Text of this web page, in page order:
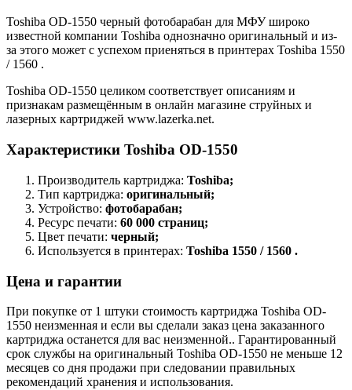
Toshiba OD-1550 черный фотобарабан для МФУ широко
известной компании Toshiba однозначно оригинальный и из-
за этого может с успехом приеняться в принтерах Toshiba 1550
/ 1560 .
Toshiba OD-1550 целиком соответствует описаниям и
признакам размещённым в онлайн магазине струйных и
лазерных картриджей www.lazerka.net.
Характеристики Toshiba OD-1550
Производитель картриджа: Toshiba;
Тип картриджа: оригинальный;
Устройство: фотобарабан;
Ресурс печати: 60 000 страниц;
Цвет печати: черный;
Используется в принтерах: Toshiba 1550 / 1560 .
Цена и гарантии
При покупке от 1 штуки стоимость картриджа Toshiba OD-
1550 неизменная и если вы сделали заказ цена заказанного
картриджа останется для вас неизменной.. Гарантированный
срок службы на оригинальный Toshiba OD-1550 не меньше 12
месяцев со дня продажи при следовании правильных
рекомендаций хранения и использования.